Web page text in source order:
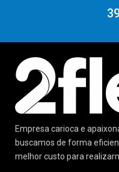
Empresa carioca e
buscamos de forma
melhor custo para